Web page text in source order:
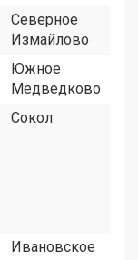
Северное
Измайлово
Южное
Медведково
Сокол
Ивановское